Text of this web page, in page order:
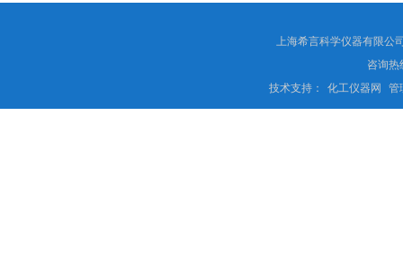
上海希言科学仪器有限公
咨询热
技术支持：
化工仪器网 管